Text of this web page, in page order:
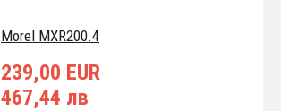
Morel MXR200.4
239,00 EUR
467,44 лв